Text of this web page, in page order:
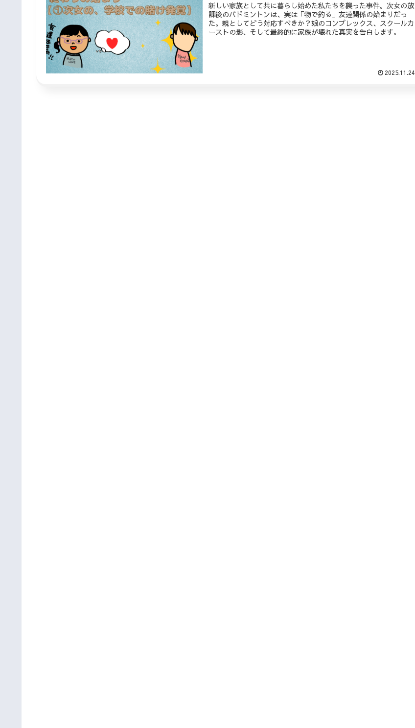
新しい家族として共に暮らし始めた私たちを襲った事件。次女の放
課後のバドミントンは、実は「物で釣る」友達関係の始まりだっ
た。親としてどう対応すべきか？娘のコンプレックス、スクールカ
ーストの影、そして最終的に家族が壊れた真実を告白します。
2025.11.24